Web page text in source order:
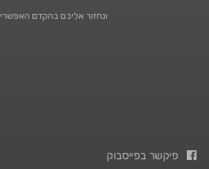
ונחזור אליכם בהקדם האפשרי
פיקשר בפייסבוק